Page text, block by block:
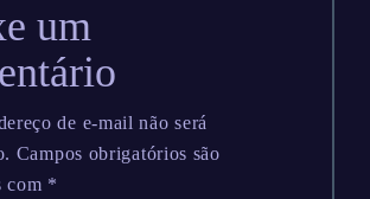
um
de e-mail não será
Campos obrigatórios são
com *